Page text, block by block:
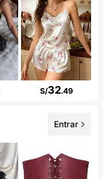
S/32.49
Entrar